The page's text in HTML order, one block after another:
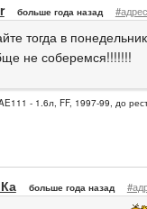
больше года назад #адрес
тогда в
не соберемся!!!!!!!
- 1.6л, FF, 1997-99, до
больше года назад